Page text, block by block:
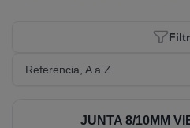
Referencia, A a Z
JUNTA 8/10MM